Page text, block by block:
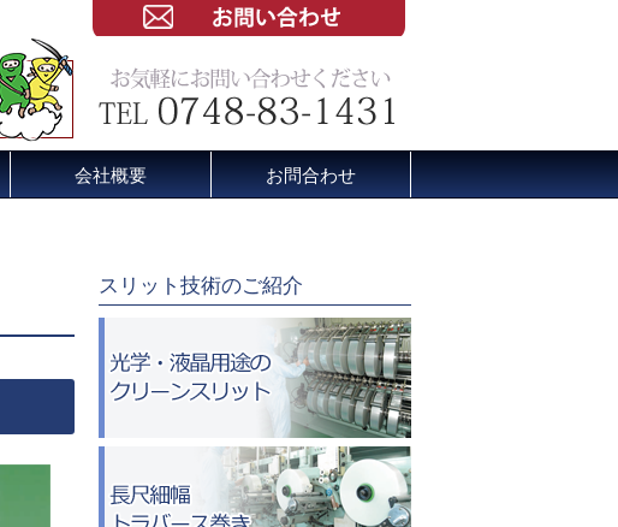
会社概要 お問合わせ
スリット技術のご紹介